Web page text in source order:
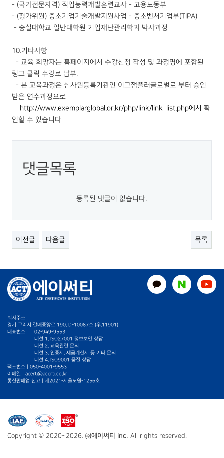
- (국가전문자격) 직업능력개발훈련교사 - 고용노동부
- (평가위원) 중소기업기술개발지원사업 - 중소벤처기업부(TIPA)
- 숭실대학교 일반대학원 기업재난관리학과 박사과정
10.기타사항
- 교육 희망자는 홈페이지에서 수강신청 작성 및 과정명에 포함된
링크 클릭 수강료 납부.
- 본 교육과정은 심사원등록기관인 이그잼플러글로벌로 부터 승인
받은 연수과정으로
http://www.exemplarglobal.or.kr/php/link/link_list.php에서 확
인할 수 있습니다
댓글목록
등록된 댓글이 없습니다.
이전글 다음글 목록
회사주소
경기 구리시 갈매중앙로 190, D-10087호 (우.11901)
대표번호
02-949-9553
| 내선 1. ISO27001 정보보안 상담
| 내선 2. 교육관련 문의
| 내선 3. 인증서, 세금계산서 등 기타 문의
| 내선 4. ISO9001 품질 상담
팩스번호 | 050-4001-9553
이메일 | acerti@acerti.co.kr
통신판매업 신고 | 제2021-서울노원-1256호
Copyright © 2020~2026. ㈜에이써티 inc. All rights reserved.